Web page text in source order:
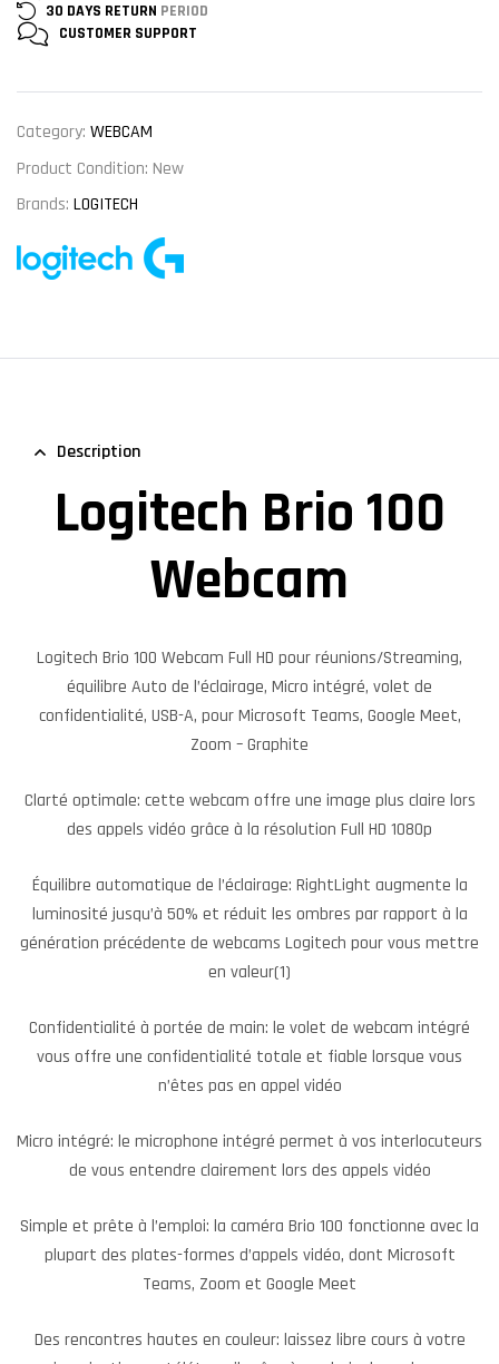
30 DAYS RETURN PERIOD
CUSTOMER SUPPORT
Category: WEBCAM
Product Condition: New
Brands: LOGITECH
Description
Logitech Brio 100
Webcam
Logitech Brio 100 Webcam Full HD pour réunions/Streaming,
équilibre Auto de l’éclairage, Micro intégré, volet de
confidentialité, USB-A, pour Microsoft Teams, Google Meet,
Zoom – Graphite
Clarté optimale: cette webcam offre une image plus claire lors
des appels vidéo grâce à la résolution Full HD 1080p
Équilibre automatique de l’éclairage: RightLight augmente la
luminosité jusqu’à 50% et réduit les ombres par rapport à la
génération précédente de webcams Logitech pour vous mettre
en valeur(1)
Confidentialité à portée de main: le volet de webcam intégré
vous offre une confidentialité totale et fiable lorsque vous
n’êtes pas en appel vidéo
Micro intégré: le microphone intégré permet à vos interlocuteurs
de vous entendre clairement lors des appels vidéo
Simple et prête à l’emploi: la caméra Brio 100 fonctionne avec la
plupart des plates-formes d’appels vidéo, dont Microsoft
Teams, Zoom et Google Meet
Des rencontres hautes en couleur: laissez libre cours à votre